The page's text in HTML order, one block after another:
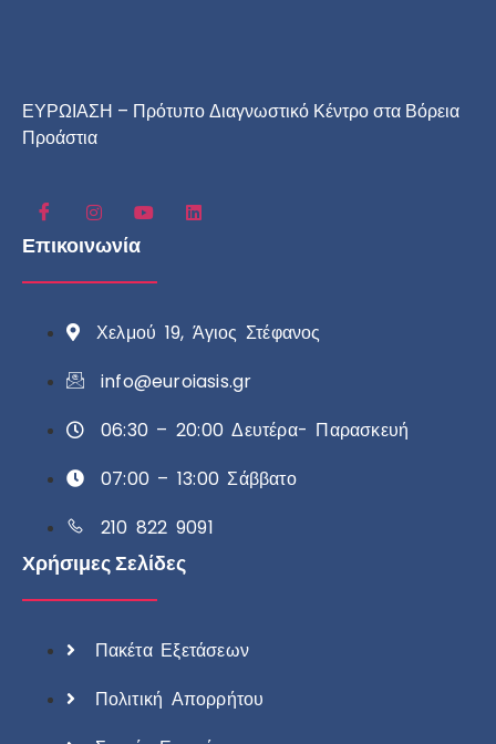
ΕΥΡΩΙΑΣΗ – Πρότυπο Διαγνωστικό Κέντρο στα Βόρεια
Προάστια
Επικοινωνία
Χελμού 19, Άγιος Στέφανος
info@euroiasis.gr
06:30 – 20:00 Δευτέρα- Παρασκευή
07:00 – 13:00 Σάββατο
210 822 9091
Χρήσιμες Σελίδες
Πακέτα Εξετάσεων
Πολιτική Απορρήτου